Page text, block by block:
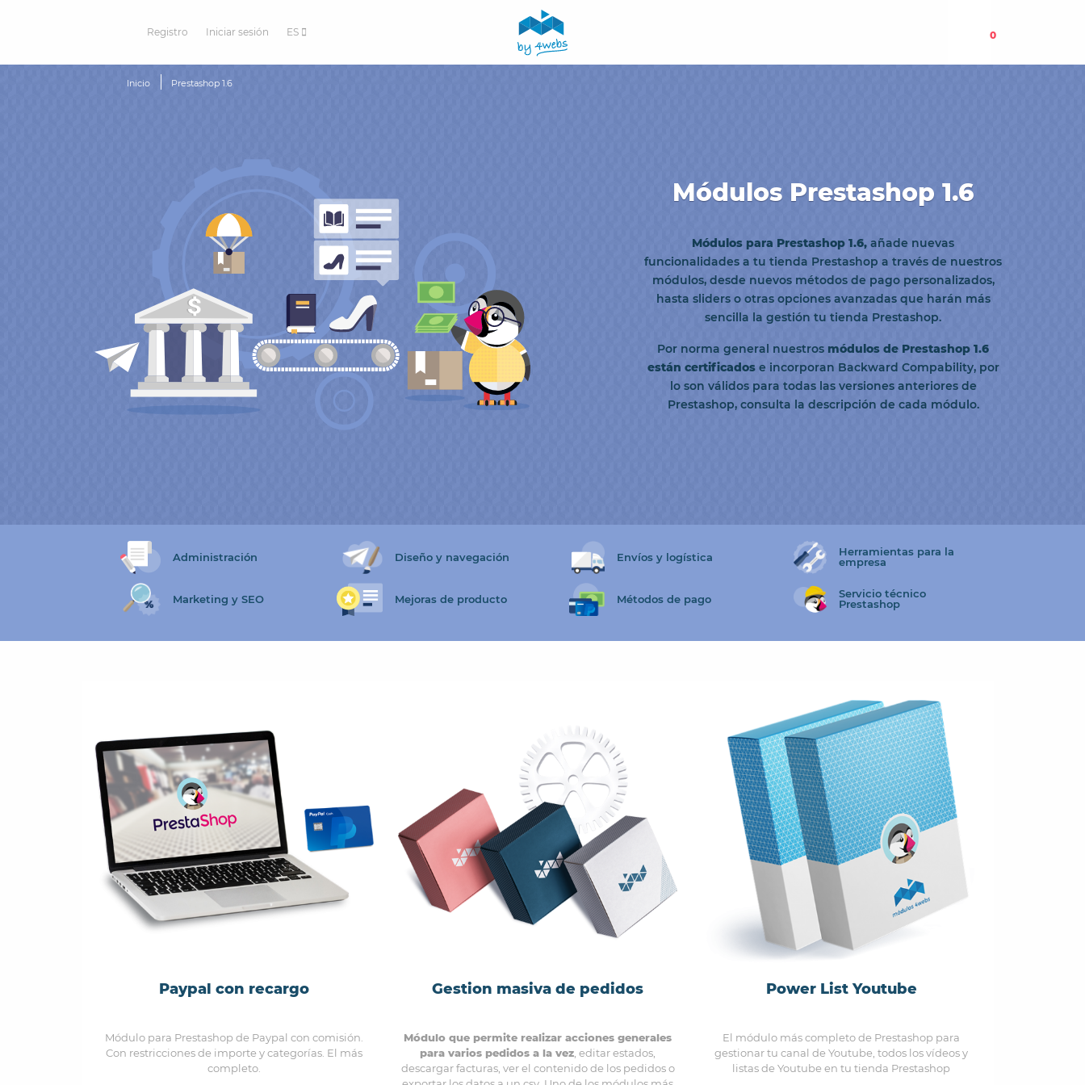
0
Registro Iniciar sesión ES
Inicio Prestashop 1.6
Módulos Prestashop 1.6
Módulos para Prestashop 1.6, añade nuevas
funcionalidades a tu tienda Prestashop a través de nuestros
módulos, desde nuevos métodos de pago personalizados,
hasta sliders o otras opciones avanzadas que harán más
sencilla la gestión tu tienda Prestashop.
Por norma general nuestros módulos de Prestashop 1.6
están certificadose incorporan Backward Compability, por
lo son válidos para todas las versiones anteriores de
Prestashop, consulta la descripción de cada módulo.
Administración Diseño y navegación Envíos y logística
Herramientas para la
empresa
Marketing y SEO Mejoras de producto Métodos de pago
Servicio técnico
Prestashop
Paypal con recargo
Módulo para Prestashop de Paypal con comisión.
Con restricciones de importe y categorías. El más
completo.
Gestion masiva de pedidos
Módulo que permite realizar acciones generales
para varios pedidos a la vez , editar estados,
descargar facturas, ver el contenido de los pedidos o
Power List Youtube
El módulo más completo de Prestashop para
gestionar tu canal de Youtube, todos los vídeos y
listas de Youtube en tu tienda Prestashop